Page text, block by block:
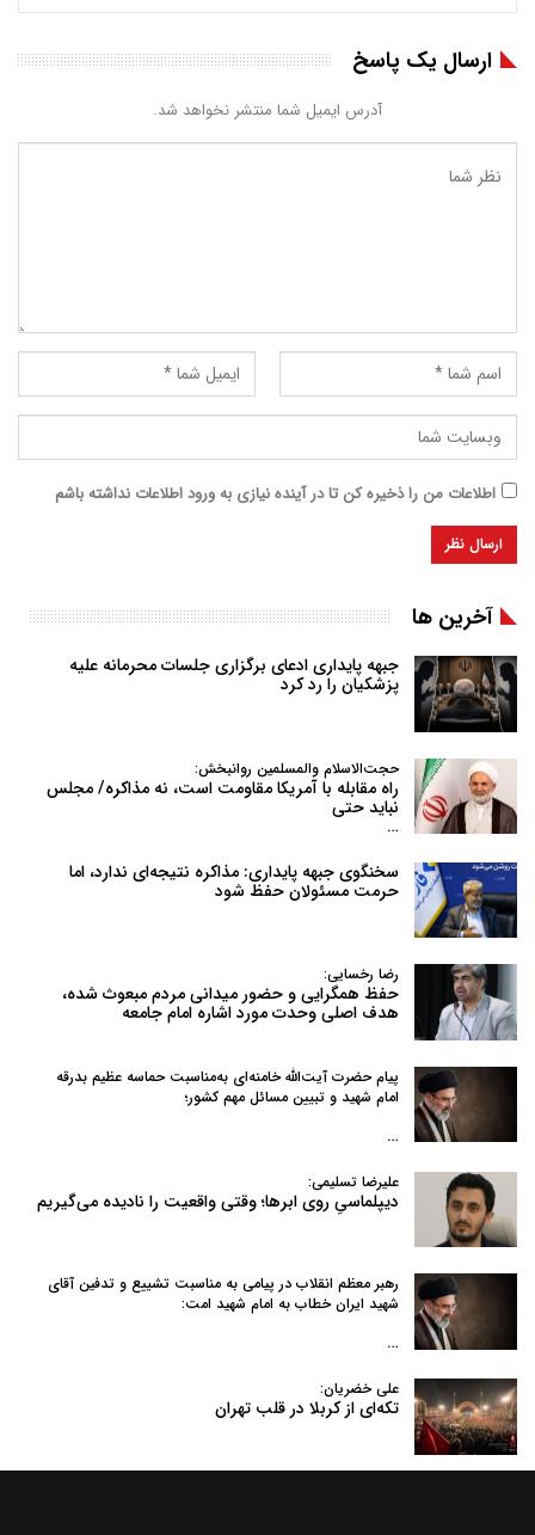
ارسال یک پاسخ
آدرس ایمیل شما منتشر نخواهد شد.
اطلاعات من را ذخیره کن تا در آینده نیازی به ورود اطلاعات نداشته باشم
آخرین ها
جبهه پایداری ادعای برگزاری جلسات محرمانه علیه
پزشکیان را رد کرد
حجت‌الاسلام والمسلمین روانبخش:
راه مقابله با آمریکا مقاومت است، نه مذاکره/ مجلس
نباید حتی
…
سخنگوی جبهه پایداری: مذاکره نتیجه‌ای ندارد، اما
حرمت مسئولان حفظ شود
رضا رخسایی:
حفظ همگرایی و حضور میدانی مردم مبعوث شده،
هدف اصلی وحدت مورد اشاره امام جامعه
پیام حضرت آیت‌الله خامنه‌ای به‌مناسبت حماسه عظیم بدرقه
امام شهید و تبیین مسائل مهم کشور؛
…
علیرضا تسلیمی:
دیپلماسیِ روی ابرها؛ وقتی واقعیت را نادیده می‌گیریم
رهبر معظم انقلاب در پیامی به‌ مناسبت تشییع و تدفین آقای
شهید ایران خطاب به امام شهید امت:
…
علی خضریان:
تکه‌ای از کربلا در قلب تهران